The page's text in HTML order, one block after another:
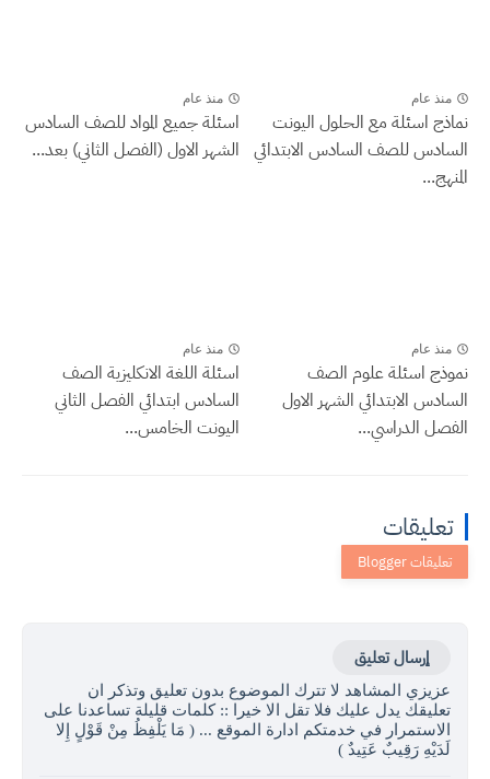
منذ عام
نماذج اسئلة مع الحلول اليونت
السادس للصف السادس الابتدائي
المنهج...
منذ عام
اسئلة جميع المواد للصف السادس
الشهر الاول (الفصل الثاني) بعد...
منذ عام
نموذج اسئلة علوم الصف
السادس الابتدائي الشهر الاول
الفصل الدراسي...
منذ عام
اسئلة اللغة الانكليزية الصف
السادس ابتدائي الفصل الثاني
اليونت الخامس...
تعليقات
إرسال تعليق
عزيزي المشاهد لا تترك الموضوع بدون تعليق وتذكر ان
تعليقك يدل عليك فلا تقل الا خيرا :: كلمات قليلة تساعدنا على
الاستمرار في خدمتكم ادارة الموقع ... ( مَا يَلْفِظُ مِنْ قَوْلٍ إِلا
لَدَيْهِ رَقِيبٌ عَتِيدٌ )